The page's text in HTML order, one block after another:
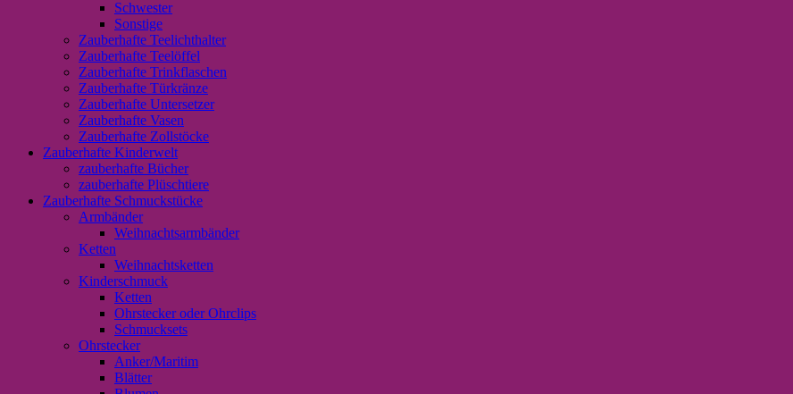
Schwester
Sonstige
Zauberhafte Teelichthalter
Zauberhafte Teelöffel
Zauberhafte Trinkflaschen
Zauberhafte Türkränze
Zauberhafte Untersetzer
Zauberhafte Vasen
Zauberhafte Zollstöcke
Zauberhafte Kinderwelt
zauberhafte Bücher
zauberhafte Plüschtiere
Zauberhafte Schmuckstücke
Armbänder
Weihnachtsarmbänder
Ketten
Weihnachtsketten
Kinderschmuck
Ketten
Ohrstecker oder Ohrclips
Schmucksets
Ohrstecker
Anker/Maritim
Blätter